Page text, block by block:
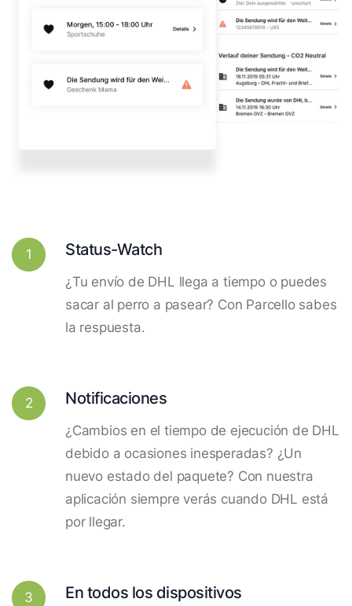
1 Status-Watch
¿Tu envío de DHL llega a tiempo o puedes
sacar al perro a pasear? Con Parcello sabes
la respuesta.
2 Notificaciones
¿Cambios en el tiempo de ejecución de DHL
debido a ocasiones inesperadas? ¿Un
nuevo estado del paquete? Con nuestra
aplicación siempre verás cuando DHL está
por llegar.
3 En todos los dispositivos